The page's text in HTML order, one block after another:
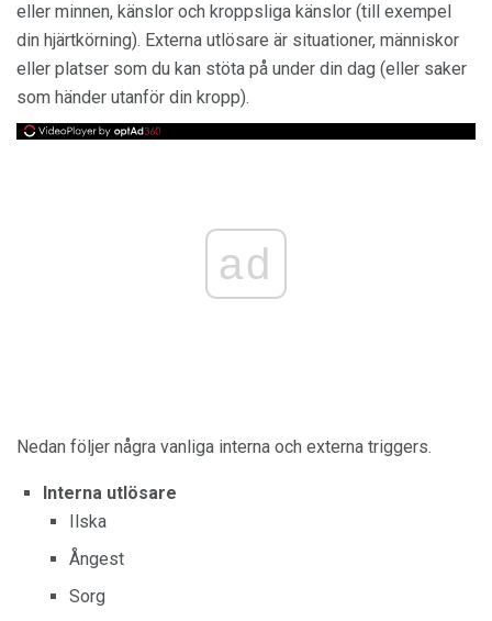
eller minnen, känslor och kroppsliga känslor (till exempel
din hjärtkörning). Externa utlösare är situationer, människor
eller platser som du kan stöta på under din dag (eller saker
som händer utanför din kropp).
ad
Nedan följer några vanliga interna och externa triggers.
Interna utlösare
Ilska
Ångest
Sorg